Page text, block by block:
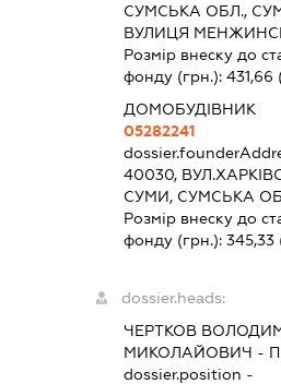
СУМСЬКА ОБЛ.,
ВУЛИЦЯ
Розмір внеску до
фонду (грн.):431,66
ДОМОБУДІВНИК
05282241
40030,
СУМИ, СУМСЬКА
Розмір внеску до
фонду (грн.):345,33
dossier.heads:
ЧЕРТКОВ
МИКОЛАЙОВИЧ -
dossier.position -